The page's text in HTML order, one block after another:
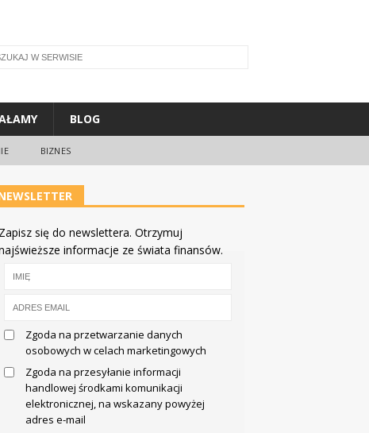
BLOG
BIZNES
Zapisz się do newslettera. Otrzymuj
informacje ze świata finansów.
Zgoda na przetwarzanie danych
osobowych w celach marketingowych
Zgoda na przesyłanie informacji
handlowej środkami komunikacji
elektronicznej, na wskazany powyżej
adres e-mail